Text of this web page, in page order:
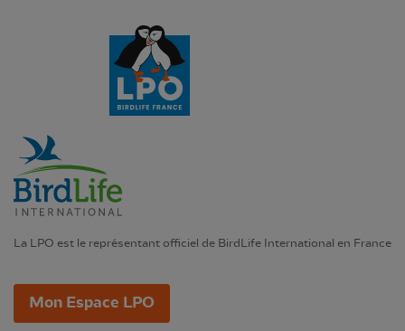
La LPO est le représentant officiel de BirdLife International en France
Mon Espace LPO